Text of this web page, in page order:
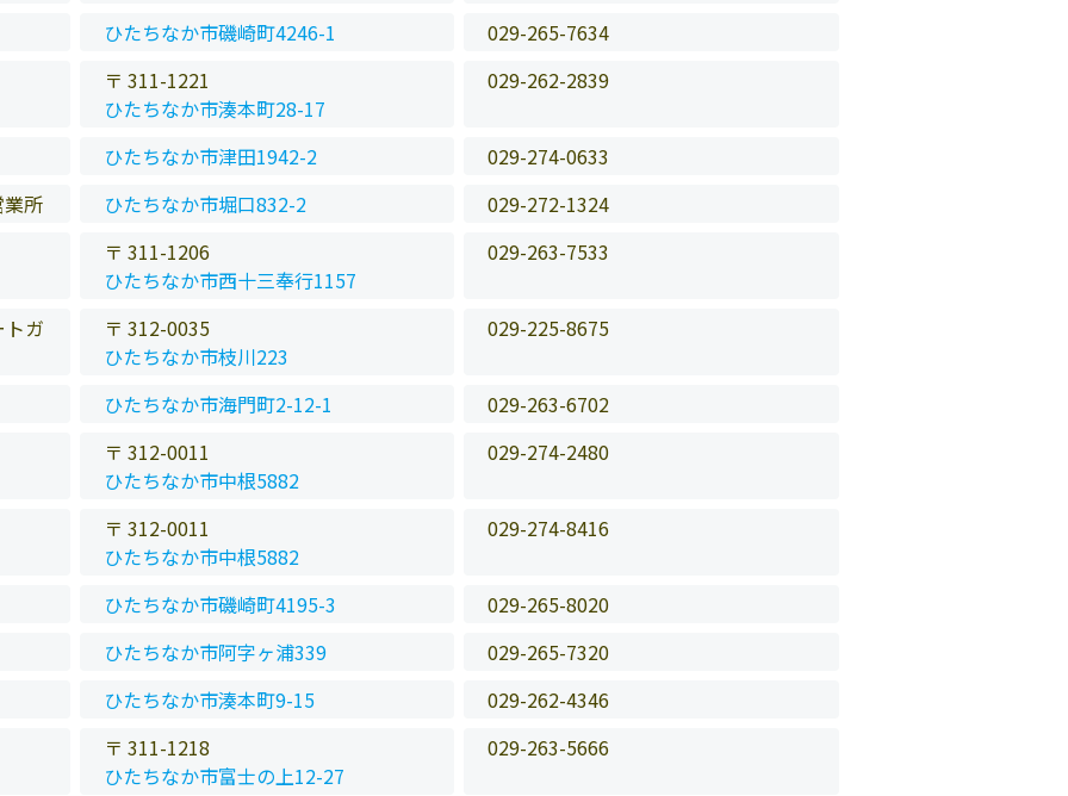
ひたちなか市磯崎町4246-1
029-265-7634
〒 311-1221
ひたちなか市湊本町28-17
029-262-2839
ひたちなか市津田1942-2
029-274-0633
所
ひたちなか市堀口832-2
029-272-1324
〒 311-1206
ひたちなか市西十三奉行1157
029-263-7533
ガ
〒 312-0035
ひたちなか市枝川223
029-225-8675
ひたちなか市海門町2-12-1
029-263-6702
〒 312-0011
ひたちなか市中根5882
029-274-2480
〒 312-0011
ひたちなか市中根5882
029-274-8416
ひたちなか市磯崎町4195-3
029-265-8020
ひたちなか市阿字ヶ浦339
029-265-7320
ひたちなか市湊本町9-15
029-262-4346
〒 311-1218
ひたちなか市富士の上12-27
029-263-5666